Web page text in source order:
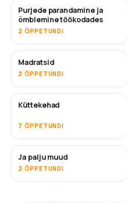
TULEMAS
Purjede parandamine ja
õmblemine töökodades
2 ÕPPETUNDI
Madratsid
2 ÕPPETUNDI
TULEMAS
Küttekehad
7 ÕPPETUNDI
TULEMAS
Ja palju muud
2 ÕPPETUNDI